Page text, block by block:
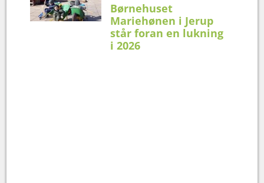
Børnehuset
Mariehønen i Jerup
står foran en lukning
i 2026